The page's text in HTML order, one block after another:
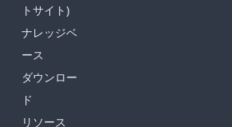
トサイト)
ナレッジベ
ース
ダウンロー
ド
リソース